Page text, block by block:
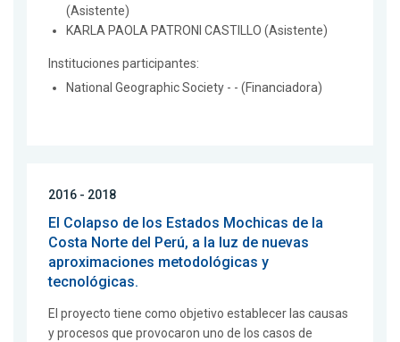
(Asistente)
KARLA PAOLA PATRONI CASTILLO (Asistente)
Instituciones participantes:
National Geographic Society - - (Financiadora)
2016 - 2018
El Colapso de los Estados Mochicas de la
Costa Norte del Perú, a la luz de nuevas
aproximaciones metodológicas y
tecnológicas.
El proyecto tiene como objetivo establecer las causas
y procesos que provocaron uno de los casos de